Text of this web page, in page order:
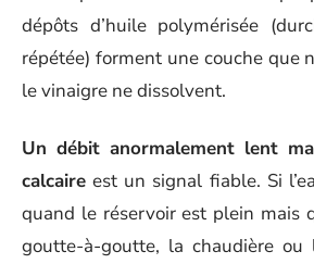
dépôts d’huile polymérisée
répétée) forment une couche que
le vinaigre ne dissolvent.
Un débit anormalement lent
calcaire est un signal fiable. Si
quand le réservoir est plein mais
goutte-à-goutte, la chaudière